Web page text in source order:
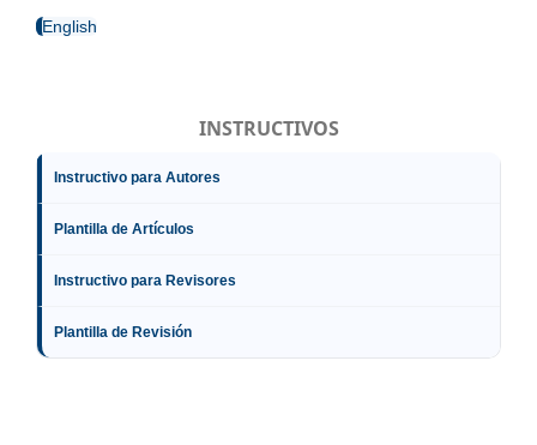
English
INSTRUCTIVOS
Instructivo para Autores
Plantilla de Artículos
Instructivo para Revisores
Plantilla de Revisión